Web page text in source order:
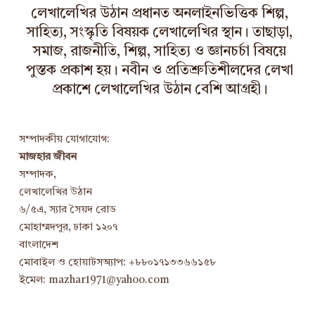
লেখালেখির উঠান প্রধানত অনলাইনভিত্তিক শিল্প,
সাহিত্য, সংস্কৃতি বিষয়ক লেখালেখির স্থান। তাছাড়া,
সমাজ, রাজনীতি, শিল্প, সাহিত্য ও জ্ঞানচর্চা বিষয়ে
পুস্তক প্রকাশ হয়। নবীন ও প্রতিশ্রুতিশীলদের লেখা
প্রকাশে লেখালেখির উঠান বেশি আগ্রহী।
সম্পাদকীয় যোগাযোগ:
মাজহার জীবন
সম্পাদক,
লেখালেখির উঠান
৬/৫এ, স্যার সৈয়দ রোড
মোহাম্মদপুর, ঢাকা ১২০৭
বাংলাদেশ
মোবাইল ও হোয়াটসঅ্যাপ: +৮৮০১৭১৩৩৬৬১৫৮
ইমেল: mazhar1971@yahoo.com